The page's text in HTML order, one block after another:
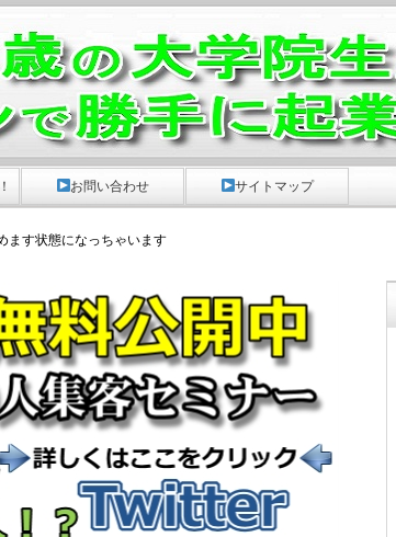
ます状態になっちゃいます
お問い合わせ サイトマップ